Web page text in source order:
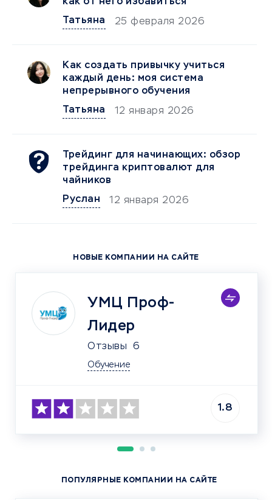
Татьяна
25 февраля 2026
Как создать привычку учиться
каждый день: моя система
непрерывного обучения
Татьяна
12 января 2026
Трейдинг для начинающих: обзор
трейдинга криптовалют для
чайников
Руслан
12 января 2026
НОВЫЕ КОМПАНИИ НА САЙТЕ
УМЦ Проф-
Лидер
Отзывы 6
Обучение
1.8
ПОПУЛЯРНЫЕ КОМПАНИИ НА САЙТЕ